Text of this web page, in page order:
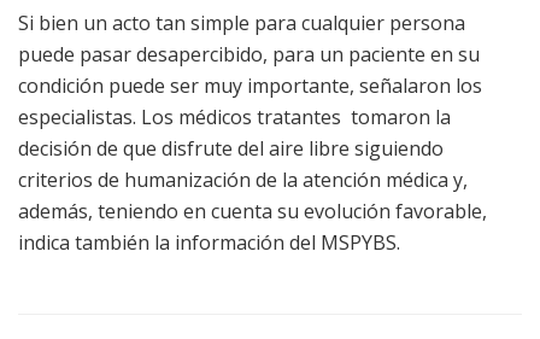
Si bien un acto tan simple para cualquier persona
puede pasar desapercibido, para un paciente en su
condición puede ser muy importante, señalaron los
especialistas. Los médicos tratantes tomaron la
decisión de que disfrute del aire libre siguiendo
criterios de humanización de la atención médica y,
además, teniendo en cuenta su evolución favorable,
indica también la información del MSPYBS.